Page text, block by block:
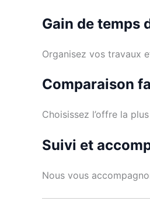
Gain de temps
Organisez vos travaux
Comparaison
Choisissez l’offre la
Suivi et
Nous vous